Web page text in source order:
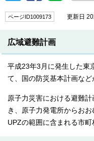
ページID1009173 更新日
広域避難計画
平成23年3月に発生した東
て、国の防災基本計画など
原子力災害における避難
き、原子力発電所からお
UPZの範囲に含まれる市町